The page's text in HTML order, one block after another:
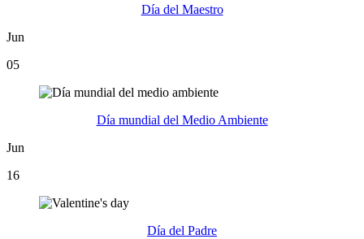
Día del Maestro
Jun
05
Día mundial del Medio Ambiente
Jun
16
Día del Padre